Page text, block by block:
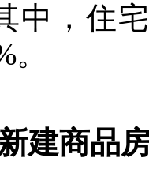
中，住
。
商品房